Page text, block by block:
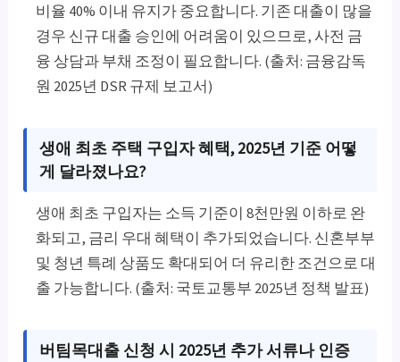
비율 40% 이내 유지가 중요합니다. 기존 대출이 많을
경우 신규 대출 승인에 어려움이 있으므로, 사전 금
융 상담과 부채 조정이 필요합니다. (출처: 금융감독
원 2025년 DSR 규제 보고서)
생애 최초 주택 구입자 혜택, 2025년 기준 어떻
게 달라졌나요?
생애 최초 구입자는 소득 기준이 8천만원 이하로 완
화되고, 금리 우대 혜택이 추가되었습니다. 신혼부부
및 청년 특례 상품도 확대되어 더 유리한 조건으로 대
출 가능합니다. (출처: 국토교통부 2025년 정책 발표)
버팀목대출 신청 시 2025년 추가 서류나 인증